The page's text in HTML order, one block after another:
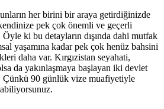
her birini bir araya getirdiğinizde
pek çok önemli ve geçerli
ki bu detayların dışında dahi mutfak
yaşamına kadar pek çok henüz bahsini
daha var. Kırgızistan seyahati,
da yakınlaşmaya başlayan iki devlet
Çünkü 90 günlük vize muafiyetiyle